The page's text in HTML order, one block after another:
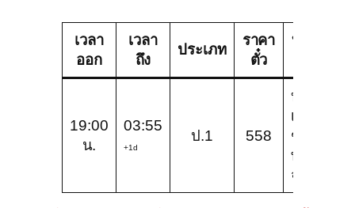
เวลา
ออก
เวลา
ถึง
ประเภท
ราคา
ตั๋ว
บริษัท
19:00
น.
03:55
+1d
ป.1 558
บริษัท
เชิด
ชัย
ทัวร์
จำกัด